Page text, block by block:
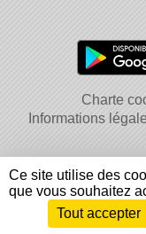
Charte
Informations
Envie de participer ?
Ce site utilise des
que vous souhaitez
Tout accepter